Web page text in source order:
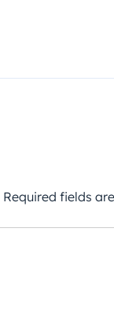
Required fields